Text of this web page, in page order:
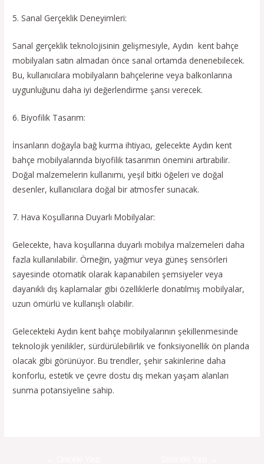
5. Sanal Gerçeklik Deneyimleri:
Sanal gerçeklik teknolojisinin gelişmesiyle, Aydın kent bahçe
mobilyaları satın almadan önce sanal ortamda denenebilecek.
Bu, kullanıcılara mobilyaların bahçelerine veya balkonlarına
uygunluğunu daha iyi değerlendirme şansı verecek.
6. Biyofilik Tasarım:
İnsanların doğayla bağ kurma ihtiyacı, gelecekte Aydın kent
bahçe mobilyalarında biyofilik tasarımın önemini artırabilir.
Doğal malzemelerin kullanımı, yeşil bitki öğeleri ve doğal
desenler, kullanıcılara doğal bir atmosfer sunacak.
7. Hava Koşullarına Duyarlı Mobilyalar:
Gelecekte, hava koşullarına duyarlı mobilya malzemeleri daha
fazla kullanılabilir. Örneğin, yağmur veya güneş sensörleri
sayesinde otomatik olarak kapanabilen şemsiyeler veya
dayanıklı dış kaplamalar gibi özelliklerle donatılmış mobilyalar,
uzun ömürlü ve kullanışlı olabilir.
Gelecekteki Aydın kent bahçe mobilyalarının şekillenmesinde
teknolojik yenilikler, sürdürülebilirlik ve fonksiyonellik ön planda
olacak gibi görünüyor. Bu trendler, şehir sakinlerine daha
konforlu, estetik ve çevre dostu dış mekan yaşam alanları
sunma potansiyeline sahip.